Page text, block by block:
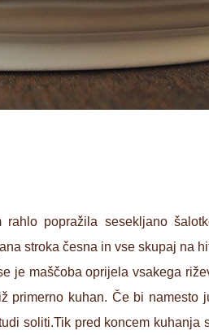
rahlo popražila sesekljano
stroka česna in vse skupaj na
je maščoba oprijela vsakega
primerno kuhan. Če bi namesto
soliti.Tik pred koncem kuhanja